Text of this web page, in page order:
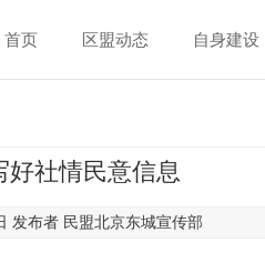
首页 区盟动态 自身建设
好社情民意信息
发布者 民盟北京东城宣传部